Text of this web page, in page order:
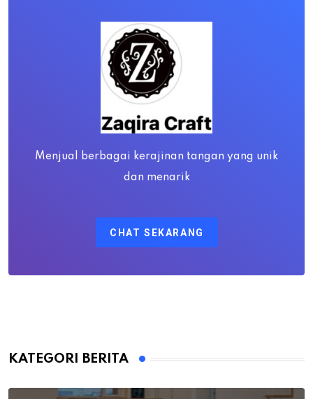
Menjual berbagai kerajinan tangan yang unik
dan menarik
CHAT SEKARANG
KATEGORI BERITA